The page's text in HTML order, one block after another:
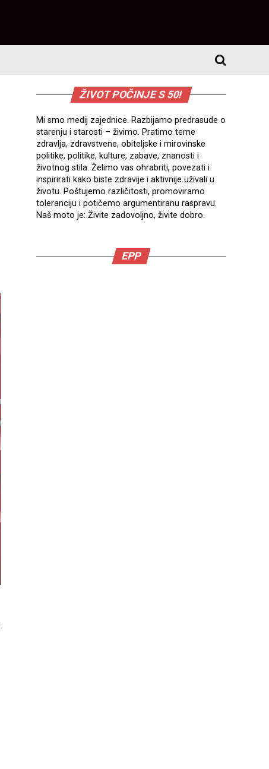
ŽIVOT POČINJE S 50!
Mi smo medij zajednice. Razbijamo predrasude o
starenju i starosti – živimo. Pratimo teme
zdravlja, zdravstvene, obiteljske i mirovinske
politike, politike, kulture, zabave, znanosti i
životnog stila. Želimo vas ohrabriti, povezati i
inspirirati kako biste zdravije i aktivnije uživali u
životu. Poštujemo različitosti, promoviramo
toleranciju i potičemo argumentiranu raspravu.
Naš moto je: Živite zadovoljno, živite dobro.
EPP